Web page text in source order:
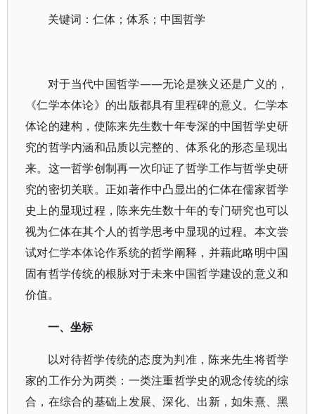
关键词：仁体；体系；中国哲学
对于当代中国哲学——无论是狭义还是广义的，
《仁学本体论》的出版都具有里程碑的意义。仁学本
体论的建构，使陈来先生数十年专深的中国哲学史研
究的哲学内涵和品质以完整的、体系化的形态呈现出
来。这一哲学创制再一次印证了哲学工作与哲学史研
究的密切关联。正如著作中凸显出的仁体在儒家哲学
史上的显现过程，陈来先生数十年的专门研究也可以
视为仁体在其个人的哲学思考中显现的过程。本文尝
试对仁学本体论作系统的哲学阐释，并藉此略明中国
固有哲学传统的根脉对于未来中国哲学建设的意义和
价值。
一、坐标
以对待哲学传统的态度为判准，陈来先生将哲学
家的工作分为两类：一类注重哲学史的观念传统的综
合，在综合的基础上发展、深化、出新，如朱熹、黑